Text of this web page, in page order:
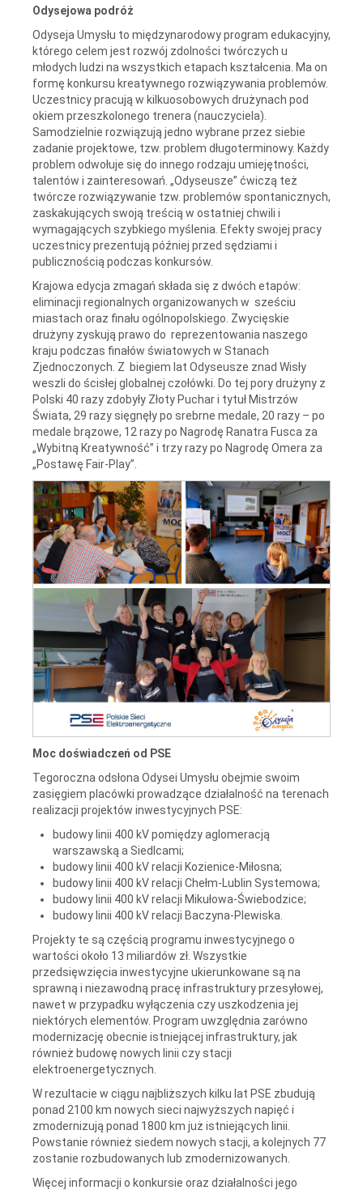
Odysejowa podróż
Odyseja Umysłu to międzynarodowy program edukacyjny,
którego celem jest rozwój zdolności twórczych u
młodych ludzi na wszystkich etapach kształcenia. Ma on
formę konkursu kreatywnego rozwiązywania problemów.
Uczestnicy pracują w kilkuosobowych drużynach pod
okiem przeszkolonego trenera (nauczyciela).
Samodzielnie rozwiązują jedno wybrane przez siebie
zadanie projektowe, tzw. problem długoterminowy. Każdy
problem odwołuje się do innego rodzaju umiejętności,
talentów i zainteresowań. „Odyseusze” ćwiczą też
twórcze rozwiązywanie tzw. problemów spontanicznych,
zaskakujących swoją treścią w ostatniej chwili i
wymagających szybkiego myślenia. Efekty swojej pracy
uczestnicy prezentują później przed sędziami i
publicznością podczas konkursów.
Krajowa edycja zmagań składa się z dwóch etapów:
eliminacji regionalnych organizowanych w sześciu
miastach oraz finału ogólnopolskiego. Zwycięskie
drużyny zyskują prawo do reprezentowania naszego
kraju podczas finałów światowych w Stanach
Zjednoczonych. Z biegiem lat Odyseusze znad Wisły
weszli do ścisłej globalnej czołówki. Do tej pory drużyny z
Polski 40 razy zdobyły Złoty Puchar i tytuł Mistrzów
Świata, 29 razy sięgnęły po srebrne medale, 20 razy – po
medale brązowe, 12 razy po Nagrodę Ranatra Fusca za
„Wybitną Kreatywność” i trzy razy po Nagrodę Omera za
„Postawę Fair-Play”.
Moc doświadczeń od PSE
Tegoroczna odsłona Odysei Umysłu obejmie swoim
zasięgiem placówki prowadzące działalność na terenach
realizacji projektów inwestycyjnych PSE:
budowy linii 400 kV pomiędzy aglomeracją
warszawską a Siedlcami;
budowy linii 400 kV relacji Kozienice-Miłosna;
budowy linii 400 kV relacji Chełm-Lublin Systemowa;
budowy linii 400 kV relacji Mikułowa-Świebodzice;
budowy linii 400 kV relacji Baczyna-Plewiska.
Projekty te są częścią programu inwestycyjnego o
wartości około 13 miliardów zł. Wszystkie
przedsięwzięcia inwestycyjne ukierunkowane są na
sprawną i niezawodną pracę infrastruktury przesyłowej,
nawet w przypadku wyłączenia czy uszkodzenia jej
niektórych elementów. Program uwzględnia zarówno
modernizację obecnie istniejącej infrastruktury, jak
również budowę nowych linii czy stacji
elektroenergetycznych.
W rezultacie w ciągu najbliższych kilku lat PSE zbudują
ponad 2100 km nowych sieci najwyższych napięć i
zmodernizują ponad 1800 km już istniejących linii.
Powstanie również siedem nowych stacji, a kolejnych 77
zostanie rozbudowanych lub zmodernizowanych.
Więcej informacji o konkursie oraz działalności jego